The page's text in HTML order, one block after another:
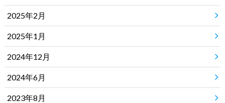
2025年2月
2025年1月
2024年12月
2024年6月
2023年8月